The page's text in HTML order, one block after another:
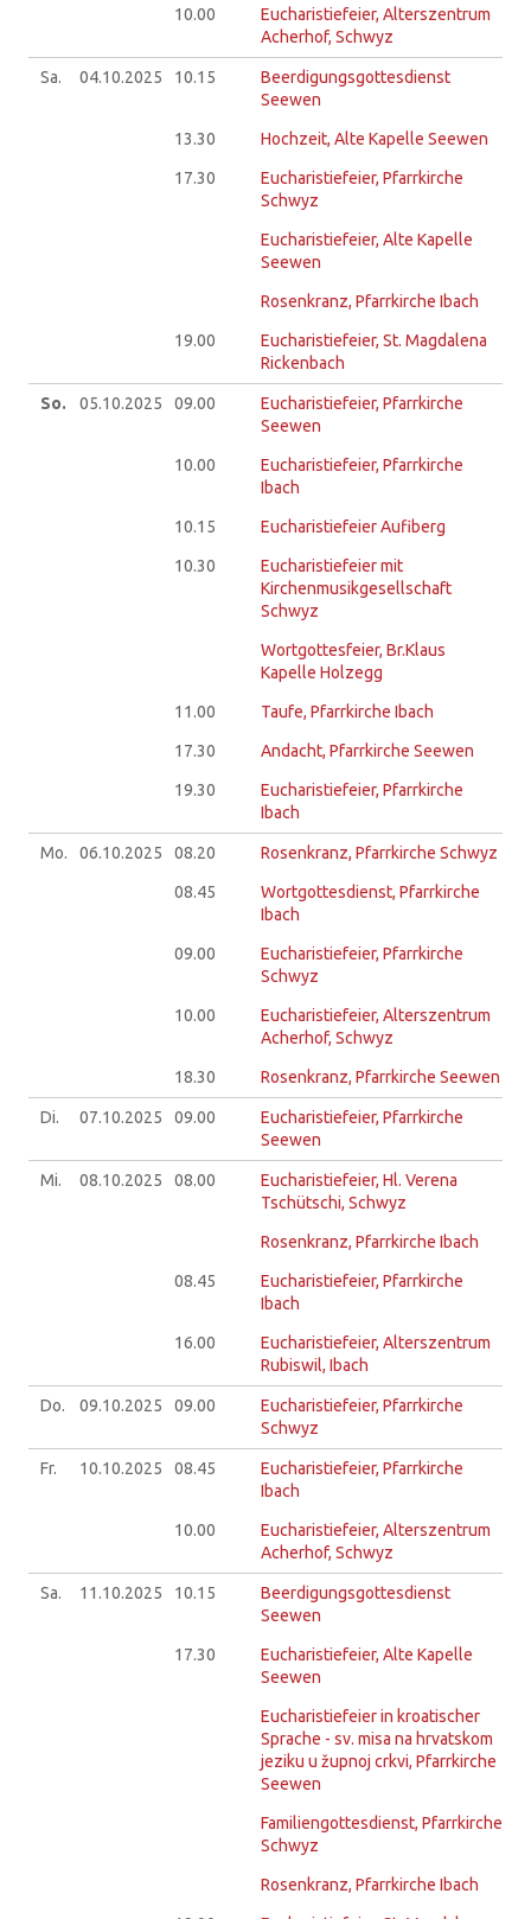
10.00
Eucharistiefeier, Alterszentrum
Acherhof, Schwyz
Sa. 04.10.2025 10.15
Beerdigungsgottesdienst
Seewen
13.30 Hochzeit, Alte Kapelle Seewen
17.30
Eucharistiefeier, Pfarrkirche
Schwyz
Eucharistiefeier, Alte Kapelle
Seewen
Rosenkranz, Pfarrkirche Ibach
19.00
Eucharistiefeier, St. Magdalena
Rickenbach
So. 05.10.2025 09.00
Eucharistiefeier, Pfarrkirche
Seewen
10.00
Eucharistiefeier, Pfarrkirche
Ibach
10.15 Eucharistiefeier Aufiberg
10.30
Eucharistiefeier mit
Kirchenmusikgesellschaft
Schwyz
Wortgottesfeier, Br.Klaus
Kapelle Holzegg
11.00 Taufe, Pfarrkirche Ibach
17.30 Andacht, Pfarrkirche Seewen
19.30
Eucharistiefeier, Pfarrkirche
Ibach
Mo. 06.10.2025 08.20 Rosenkranz, Pfarrkirche Schwyz
08.45
Wortgottesdienst, Pfarrkirche
Ibach
09.00
Eucharistiefeier, Pfarrkirche
Schwyz
10.00
Eucharistiefeier, Alterszentrum
Acherhof, Schwyz
18.30 Rosenkranz, Pfarrkirche Seewen
Di. 07.10.2025 09.00
Eucharistiefeier, Pfarrkirche
Seewen
Mi. 08.10.2025 08.00
Eucharistiefeier, Hl. Verena
Tschütschi, Schwyz
Rosenkranz, Pfarrkirche Ibach
08.45
Eucharistiefeier, Pfarrkirche
Ibach
16.00
Eucharistiefeier, Alterszentrum
Rubiswil, Ibach
Do. 09.10.2025 09.00
Eucharistiefeier, Pfarrkirche
Schwyz
Fr. 10.10.2025 08.45
Eucharistiefeier, Pfarrkirche
Ibach
10.00
Eucharistiefeier, Alterszentrum
Acherhof, Schwyz
Sa. 11.10.2025 10.15
Beerdigungsgottesdienst
Seewen
17.30
Eucharistiefeier, Alte Kapelle
Seewen
Eucharistiefeier in kroatischer
Sprache - sv. misa na hrvatskom
jeziku u župnoj crkvi, Pfarrkirche
Seewen
Familiengottesdienst, Pfarrkirche
Schwyz
Rosenkranz, Pfarrkirche Ibach